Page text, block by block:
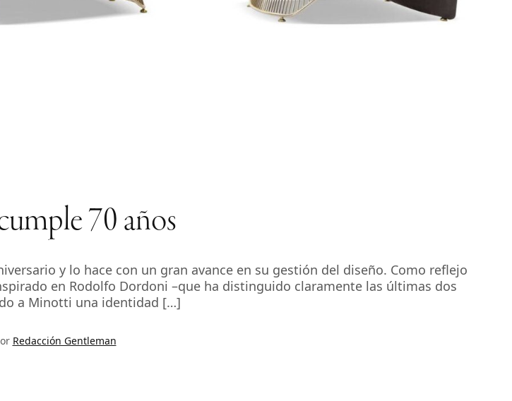
70 años
y lo hace con un gran avance en su gestión del diseño. Como reflejo
en Rodolfo Dordoni –que ha distinguido claramente las últimas dos
a Minotti una identidad […]
Redacción Gentleman